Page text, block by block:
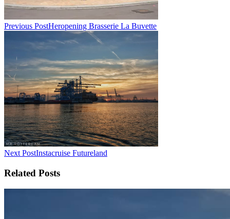
Previous PostHeropening Brasserie La Buvette
Next PostInstacruise Futureland
Related Posts